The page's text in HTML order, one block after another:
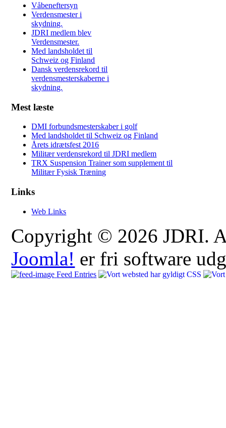
Våbeneftersyn
Verdensmester i
skydning.
JDRI medlem blev
Verdensmester.
Med landsholdet til
Schweiz og Finland
Dansk verdensrekord til
verdensmesterskaberne i
skydning.
Mest læste
DMI forbundsmesterskaber i golf
Med landsholdet til Schweiz og Finland
Årets idrætsfest 2016
Militær verdensrekord til JDRI medlem
TRX Suspension Trainer som supplement til
Militær Fysisk Træning
Links
Web Links
Copyright © 2026 JDRI.
Joomla! er fri software
Feed Entries